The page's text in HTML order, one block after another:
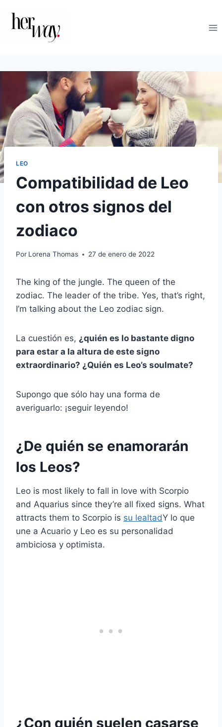
contenido
LEO
Compatibilidad de Leo
con otros signos del
zodiaco
Por Lorena Thomas 27 de enero de 2022
The king of the jungle. The queen of the
zodiac. The leader of the tribe. Yes, that’s right,
I’m talking about the Leo zodiac sign.
La cuestión es, ¿quién es lo bastante digno
para estar a la altura de este signo
extraordinario? ¿Quién es Leo’s soulmate?
Supongo que sólo hay una forma de
averiguarlo: ¡seguir leyendo!
¿De quién se enamorarán
los Leos?
Leo is most likely to fall in love with Scorpio
and Aquarius since they’re all fixed signs. What
attracts them to Scorpio is su lealtadY lo que
une a Acuario y Leo es su personalidad
ambiciosa y optimista.
¿Con quién suelen casarse